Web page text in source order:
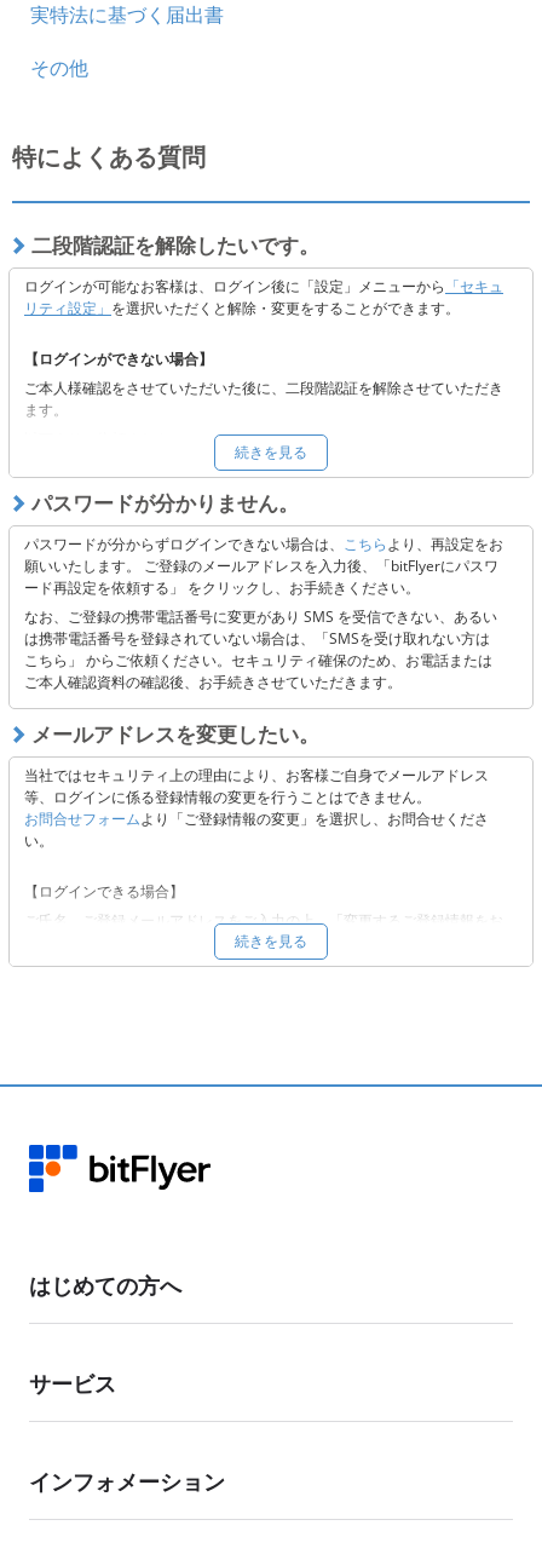
実特法に基づく届出書
その他
特によくある質問
二段階認証を解除したいです。
ログインが可能なお客様は、ログイン後に「設定」メニューから 「セキュ
リティ設定」 を選択いただくと解除・変更をすることができます。
【ログインができない場合】
ご本人様確認をさせていただいた後に、二段階認証を解除させていただき
ます。
二段階認証の解除をご希望の方へ
※二段階認証解除後も当社の定めるセキュリティの観点から認証コードを
送付しております。メールの受信ができない場合には、受信設定またはキ
ャリア側に起因する可能性がございますので、以下 3点のご確認をお願い
いたします。
「@bitflyer.com」「@bitflyer.jp」のドメイン指定解除
フィルタリング設定に当社が該当していないか
迷惑メールフォルダに振り分けられていないか
【上記にて解決できない場合】
以下よりお問い合わせください。
お問合せフォーム
続きを見る
パスワードが分かりません。
パスワードが分からずログインできない場合は、 こちらより、再設定をお
願いいたします。 ご登録のメールアドレスを入力後、「bitFlyerにパスワ
ード再設定を依頼する」 をクリックし、お手続きください。
なお、ご登録の携帯電話番号に変更があり SMS を受信できない、あるい
は携帯電話番号を登録されていない場合は、「SMSを受け取れない方は
こちら」 からご依頼ください。セキュリティ確保のため、お電話または
ご本人確認資料の確認後、お手続きさせていただきます。
メールアドレスを変更したい。
当社ではセキュリティ上の理由により、お客様ご自身でメールアドレス
等、ログインに係る登録情報の変更を行うことはできません。
お問合せフォームより「ご登録情報の変更」を選択し、お問合せくださ
い。
【ログインできる場合】
ご氏名、ご登録メールアドレスをご入力の上、「変更するご登録情報をお
選びください。」から「メールアドレス」をご選択いただき、必要事項を
ご入力の上、ご依頼ください。
登録情報をご記載ください。
す。内容をご確認の上、ご返信ください。
本人確認書類をご提出いただき、ご本人による申請であることを確認した
お手数をおかけいたしますが、お客様の資産保護のための対応となります
続きを見る
はじめての方へ
サービス
インフォメーション